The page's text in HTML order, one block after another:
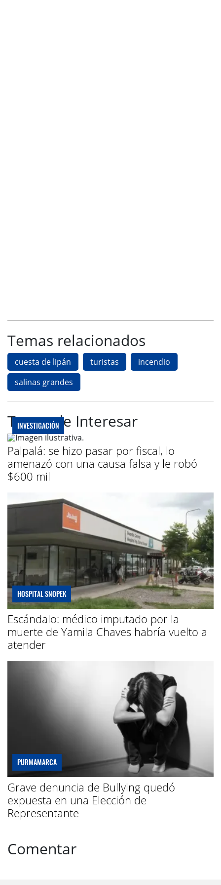
Temas relacionados
cuesta de lipán turistas
incendio
salinas grandes
Te puede Interesar
INVESTIGACIÓN
Palpalá: se hizo pasar por fiscal, lo
amenazó con una causa falsa y le robó
$600 mil
HOSPITAL SNOPEK
Escándalo: médico imputado por la
muerte de Yamila Chaves habría vuelto a
atender
PURMAMARCA
Grave denuncia de Bullying quedó
expuesta en una Elección de
Representante
Comentar